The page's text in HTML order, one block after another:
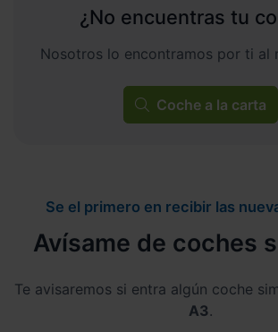
¿No encuentras tu
Nosotros lo encontramos por ti al
Coche a la carta
Se el primero en recibir las
Avísame de coches
Te avisaremos si entra algún coche
A3.